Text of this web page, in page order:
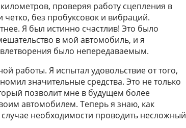
проверяя работу сцепления в
без пробуксовок и вибраций.
Я был истинно счастлив! Это было
в мой автомобиль, и я
было непередаваемым.
работы. Я испытал удовольствие от того,
значительные средства. Это не только
позволит мне в будущем более
автомобилем. Теперь я знаю, как
необходимости проводить несложный